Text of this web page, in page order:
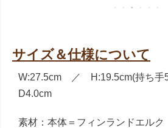
サイズ＆仕様について
W:27.5cm ／ H:19.5cm(持ち
D4.0cm
素材：本体＝フィンランドエルク